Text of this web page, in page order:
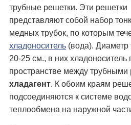
трубные решетки. Эти решетки
представляют собой набор
медных трубок, по которым
хладоноситель (вода). Диаметр
20-25 см., в них
пространстве между трубными
хладагент. К обоим краям
подсоединяются к системе
теплообмена на наружной